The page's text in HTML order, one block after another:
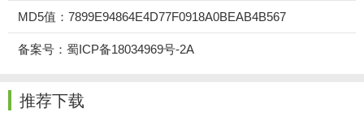
MD5值：7899E94864E4D77F0918A0BEAB4B567
备案号：蜀ICP备18034969号-2A
推荐下载